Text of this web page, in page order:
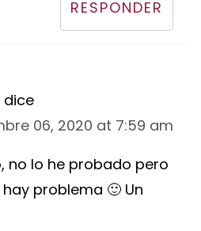
RESPONDER
dice
06, 2020 at 7:59 am
no lo he probado pero
problema 🙂 Un